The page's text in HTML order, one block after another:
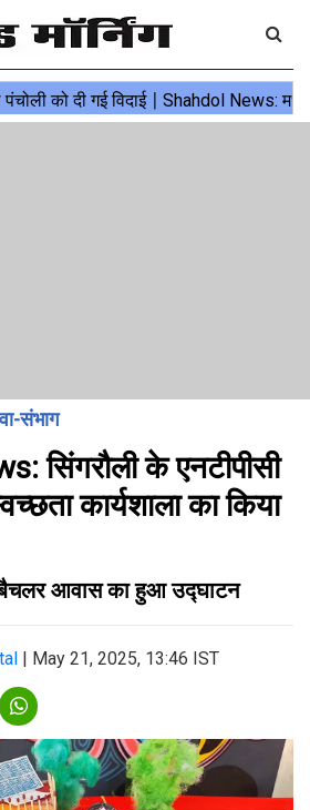
संभाग
सिंगरौली के एनटीपीसी
कार्यशाला का किया
आवास का हुआ उद्घाटन
| May 21, 2025, 13:46 IST